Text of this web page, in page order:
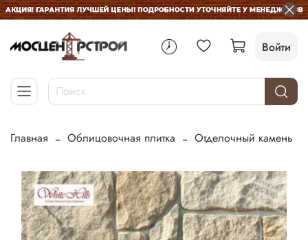
Войти
Главная Облицовочная плитка Отделочный камень